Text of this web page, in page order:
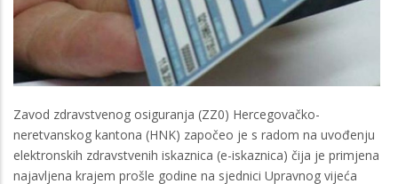
Zavod zdravstvenog osiguranja (ZZ0) Hercegovačko-
neretvanskog kantona (HNK) započeo je s radom na uvođenju
elektronskih zdravstvenih iskaznica (e-iskaznica) čija je primjena
najavljena krajem prošle godine na sjednici Upravnog vijeća